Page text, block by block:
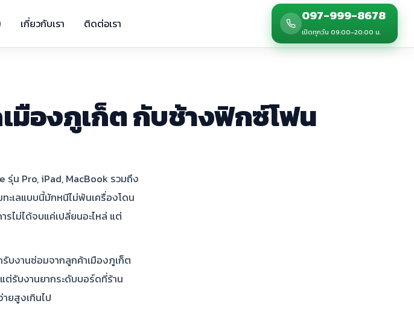
เกี่ยวกับเรา ติดต่อเรา 097-999-8678
เปิดทุกวัน 09:00–20:00 น.
มืองภูเก็ต กับช้างฟิกซ์โฟน
รุ่น Pro, iPad, MacBook รวมถึง
ะเลแบบนี้มักหนีไม่พ้นเครื่องโดน
รไม่ได้จบแค่เปลี่ยนอะไหล่ แต่
บงานซ่อมจากลูกค้าเมืองภูเก็ต
ต่รับงานยากระดับบอร์ดที่ร้าน
ยสูงเกินไป